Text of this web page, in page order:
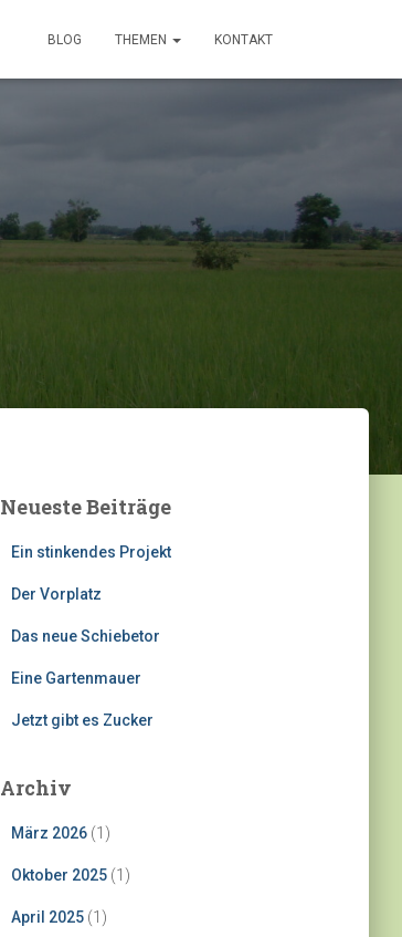
BLOG THEMEN KONTAKT
Neueste Beiträge
Ein stinkendes Projekt
Der Vorplatz
Das neue Schiebetor
Eine Gartenmauer
Jetzt gibt es Zucker
Archiv
März 2026(1)
Oktober 2025(1)
April 2025(1)